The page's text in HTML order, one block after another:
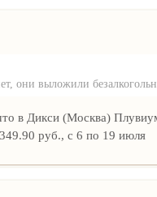
они выложили
в Дикси (Москва)
руб., с 6 по 19 июля